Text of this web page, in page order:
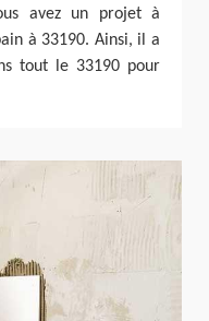
avez un projet à
à 33190. Ainsi, il a
tout le 33190 pour